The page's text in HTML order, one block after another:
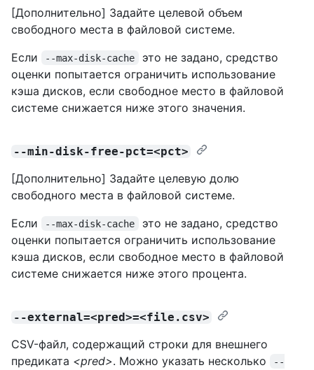
[Дополнительно] Задайте целевой объем
свободного места в файловой системе.
Если
--max-disk-cache
это не задано, средство
оценки попытается ограничить использование
кэша дисков, если свободное место в файловой
системе снижается ниже этого значения.
--min-disk-free-pct=<pct>
[Дополнительно] Задайте целевую долю
свободного места в файловой системе.
Если
--max-disk-cache
это не задано, средство
оценки попытается ограничить использование
кэша дисков, если свободное место в файловой
системе снижается ниже этого процента.
--external=<pred>=<file.csv>
CSV-файл, содержащий строки для внешнего
предиката <pred>. Можно указать несколько
--